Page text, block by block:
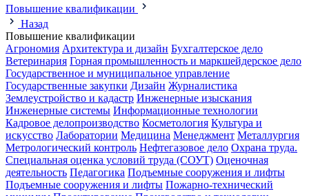
Повышение квалификации
Назад
Повышение квалификации
Агрономия Архитектура и дизайн Бухгалтерское дело
Ветеринария Горная промышленность и маркшейдерское дело
Государственное и муниципальное управление
Государственные закупки Дизайн Журналистика
Землеустройство и кадастр Инженерные изыскания
Инженерные системы Информационные технологии
Кадровое делопроизводство Косметология Культура и
искусство Лаборатории Медицина Менеджмент Металлургия
Метрологический контроль Нефтегазовое дело Охрана труда.
Специальная оценка условий труда (СОУТ) Оценочная
деятельность Педагогика Подъемные сооружения и лифты
Подъемные сооружения и лифты Пожарно-технический